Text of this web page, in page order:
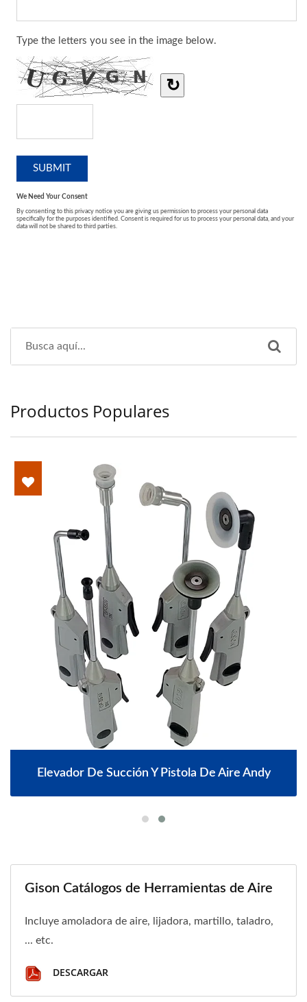
Productos Populares
Elevador De Succión Y Pistola De Aire Andy
Gison Catálogos de Herramientas de Aire
Incluye amoladora de aire, lijadora, martillo, taladro,
... etc.
DESCARGAR